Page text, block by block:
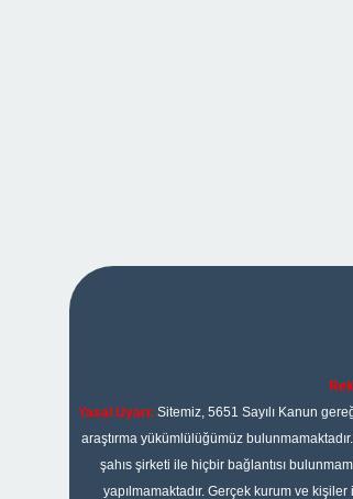
Yasal Uyarı: Sitemiz, 5651 Sayılı Kanun
araştırma yükümlülüğümüz
şahıs şirketi ile hiçbir bağlantısı
yapılmamaktadır. Gerçek kurum ve